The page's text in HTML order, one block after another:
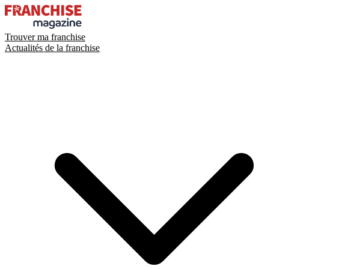
Trouver ma franchise
Actualités de la franchise